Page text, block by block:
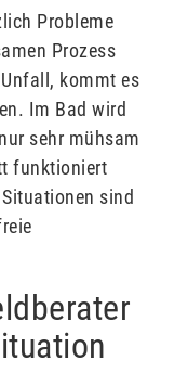
Probleme
Prozess
kommt es
Im Bad wird
sehr mühsam
funktioniert
sind